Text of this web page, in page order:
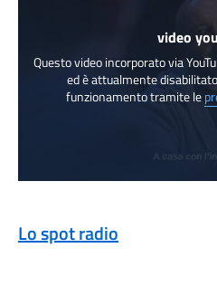
video
Questo video incorporato via
ed è attualmente
funzionamento tramite le
Lo spot radio